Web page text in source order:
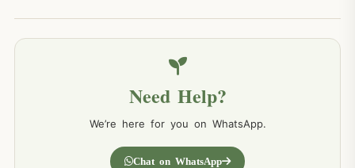
Need Help?
We’re here for you on WhatsApp.
Chat on WhatsApp